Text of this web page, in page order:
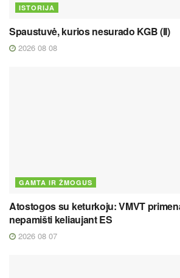
ISTORIJA
Spaustuvė, kurios nesurado KGB (II)
2026 08 08
GAMTA IR ŽMOGUS
Atostogos su keturkoju: VMVT
nepamišti keliaujant ES
2026 08 07